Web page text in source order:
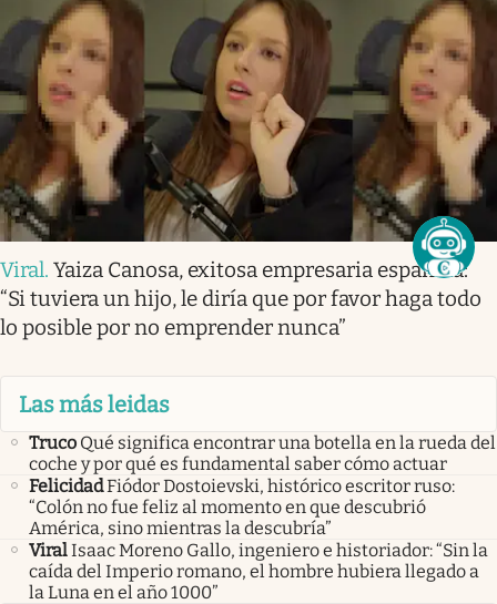
Viral. Yaiza Canosa, exitosa empresaria española:
“Si tuviera un hijo, le diría que por favor haga todo
lo posible por no emprender nunca”
Las más leidas
Truco Qué significa encontrar una botella en la rueda del
coche y por qué es fundamental saber cómo actuar
FelicidadFiódor Dostoievski, histórico escritor ruso:
“Colón no fue feliz al momento en que descubrió
América, sino mientras la descubría”
ViralIsaac Moreno Gallo, ingeniero e historiador: “Sin la
caída del Imperio romano, el hombre hubiera llegado a
la Luna en el año 1000”